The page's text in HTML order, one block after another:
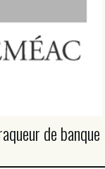
de banque